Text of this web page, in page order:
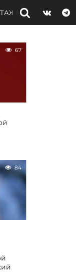
ИНТЕРВЬЮ
67
84